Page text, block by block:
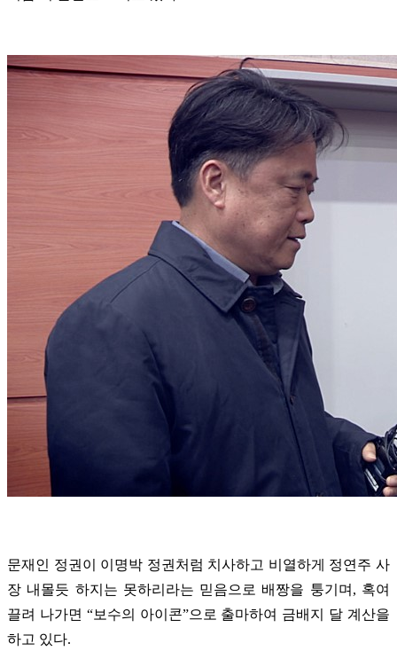
문재인 정권이 이명박 정권처럼 치사하고 비열하게 정연주 사
장 내몰듯 하지는 못하리라는 믿음으로 배짱을 퉁기며, 혹여
끌려 나가면 “보수의 아이콘”으로 출마하여 금배지 달 계산을
하고 있다.